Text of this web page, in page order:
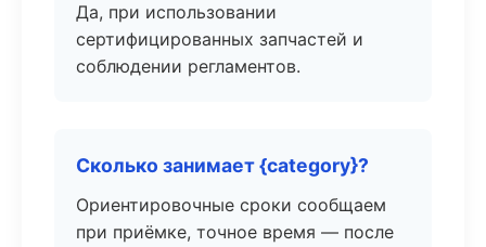
Да, при использовании
сертифицированных запчастей и
соблюдении регламентов.
Сколько занимает {category}?
Ориентировочные сроки сообщаем
при приёмке, точное время — после